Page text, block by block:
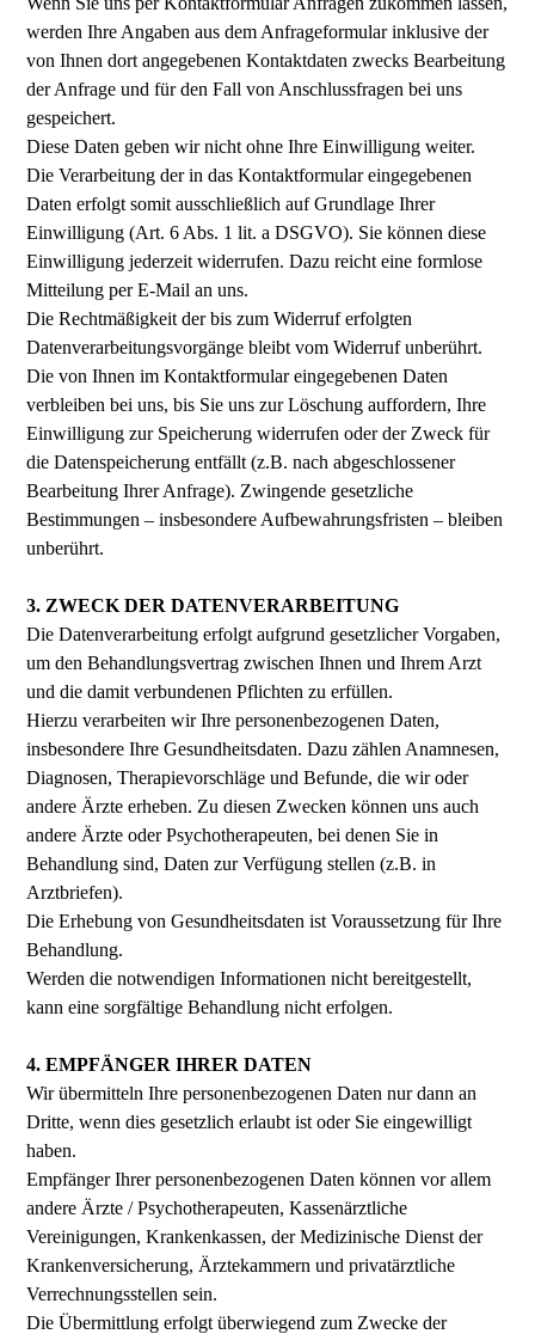
werden Ihre Angaben aus dem Anfrageformular inklusive der
von Ihnen dort angegebenen Kontaktdaten zwecks Bearbeitung
der Anfrage und für den Fall von Anschlussfragen bei uns
gespeichert.
Diese Daten geben wir nicht ohne Ihre Einwilligung weiter.
Die Verarbeitung der in das Kontaktformular eingegebenen
Daten erfolgt somit ausschließlich auf Grundlage Ihrer
Einwilligung (Art. 6 Abs. 1 lit. a DSGVO). Sie können diese
Einwilligung jederzeit widerrufen. Dazu reicht eine formlose
Mitteilung per E-Mail an uns.
Die Rechtmäßigkeit der bis zum Widerruf erfolgten
Datenverarbeitungsvorgänge bleibt vom Widerruf unberührt.
Die von Ihnen im Kontaktformular eingegebenen Daten
verbleiben bei uns, bis Sie uns zur Löschung auffordern, Ihre
Einwilligung zur Speicherung widerrufen oder der Zweck für
die Datenspeicherung entfällt (z.B. nach abgeschlossener
Bearbeitung Ihrer Anfrage). Zwingende gesetzliche
Bestimmungen – insbesondere Aufbewahrungsfristen – bleiben
unberührt.
3. ZWECK DER DATENVERARBEITUNG
Die Datenverarbeitung erfolgt aufgrund gesetzlicher Vorgaben,
um den Behandlungsvertrag zwischen Ihnen und Ihrem Arzt
und die damit verbundenen Pflichten zu erfüllen.
Hierzu verarbeiten wir Ihre personenbezogenen Daten,
insbesondere Ihre Gesundheitsdaten. Dazu zählen Anamnesen,
Diagnosen, Therapievorschläge und Befunde, die wir oder
andere Ärzte erheben. Zu diesen Zwecken können uns auch
andere Ärzte oder Psychotherapeuten, bei denen Sie in
Behandlung sind, Daten zur Verfügung stellen (z.B. in
Arztbriefen).
Die Erhebung von Gesundheitsdaten ist Voraussetzung für Ihre
Behandlung.
Werden die notwendigen Informationen nicht bereitgestellt,
kann eine sorgfältige Behandlung nicht erfolgen.
4. EMPFÄNGER IHRER DATEN
Wir übermitteln Ihre personenbezogenen Daten nur dann an
Dritte, wenn dies gesetzlich erlaubt ist oder Sie eingewilligt
haben.
Empfänger Ihrer personenbezogenen Daten können vor allem
andere Ärzte / Psychotherapeuten, Kassenärztliche
Vereinigungen, Krankenkassen, der Medizinische Dienst der
Krankenversicherung, Ärztekammern und privatärztliche
Verrechnungsstellen sein.
Die Übermittlung erfolgt überwiegend zum Zwecke der